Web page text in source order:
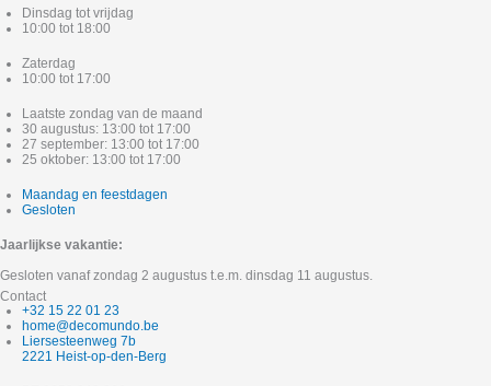
Dinsdag tot vrijdag
10:00 tot 18:00
Zaterdag
10:00 tot 17:00
Laatste zondag van de maand
30 augustus: 13:00 tot 17:00
27 september: 13:00 tot 17:00
25 oktober: 13:00 tot 17:00
Maandag en feestdagen
Gesloten
Jaarlijkse vakantie:
Gesloten vanaf zondag 2 augustus t.e.m. dinsdag 11 augustus.
Contact
+32 15 22 01 23
home@decomundo.be
Liersesteenweg 7b
2221 Heist-op-den-Berg